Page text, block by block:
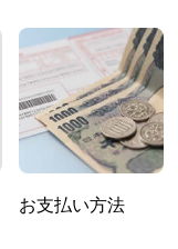
お支払い方法